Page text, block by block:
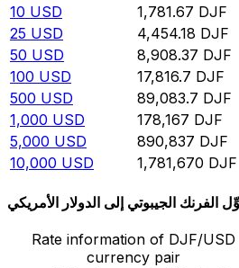
10 USD 1,781.67 DJF
25 USD 4,454.18 DJF
50 USD 8,908.37 DJF
100 USD 17,816.7 DJF
500 USD 89,083.7 DJF
1,000 USD 178,167 DJF
5,000 USD 890,837 DJF
10,000 USD 1,781,670 DJF
الفرنك الجيبوتي إلى الدولار الأمريكي
Rate information of DJF/USD
currency pair